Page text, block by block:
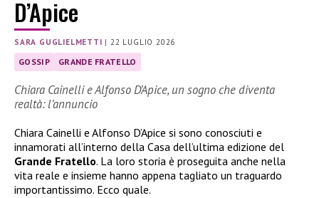
D’Apice
SARA GUGLIELMETTI | 22 LUGLIO 2026
GOSSIP GRANDE FRATELLO
Chiara Cainelli e Alfonso D’Apice, un sogno che diventa
realtà: l’annuncio
Chiara Cainelli e Alfonso D’Apice si sono conosciuti e
innamorati all’interno della Casa dell’ultima edizione del
Grande Fratello. La loro storia è proseguita anche nella
vita reale e insieme hanno appena tagliato un traguardo
importantissimo. Ecco quale.